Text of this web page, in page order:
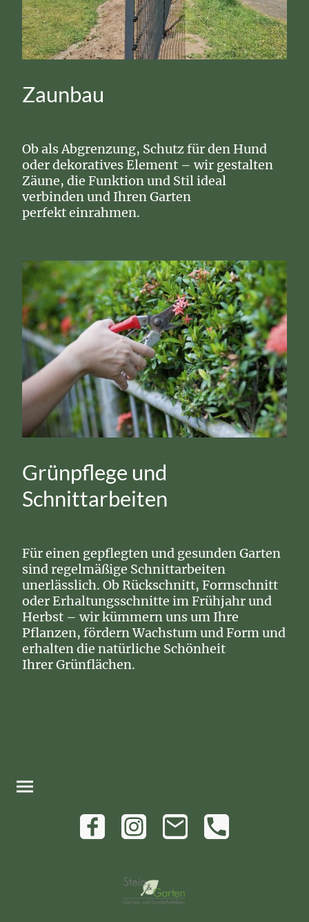
Zaunbau
Ob als Abgrenzung, Schutz für den Hund
oder dekoratives Element – wir gestalten
Zäune, die Funktion und Stil ideal
verbinden und Ihren Garten
perfekt einrahmen.
Grünpflege und
Schnittarbeiten
Für einen gepflegten und gesunden Garten
sind regelmäßige Schnittarbeiten
unerlässlich. Ob Rückschnitt, Formschnitt
oder Erhaltungsschnitte im Frühjahr und
Herbst – wir kümmern uns um Ihre
Pflanzen, fördern Wachstum und Form und
erhalten die natürliche Schönheit
Ihrer Grünflächen.